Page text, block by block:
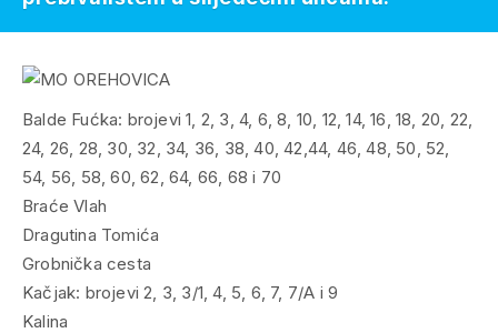
Balde Fućka: brojevi 1, 2, 3, 4, 6, 8, 10, 12, 14, 16, 18, 20, 22,
24, 26, 28, 30, 32, 34, 36, 38, 40, 42,44, 46, 48, 50, 52,
54, 56, 58, 60, 62, 64, 66, 68 i 70
Braće Vlah
Dragutina Tomića
Grobnička cesta
Kačjak: brojevi 2, 3, 3/1, 4, 5, 6, 7, 7/A i 9
Kalina